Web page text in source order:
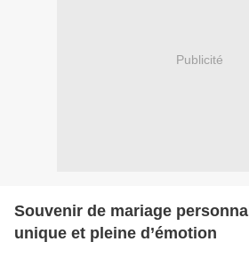
Publicité
Souvenir de mariage
unique et pleine d’émotion